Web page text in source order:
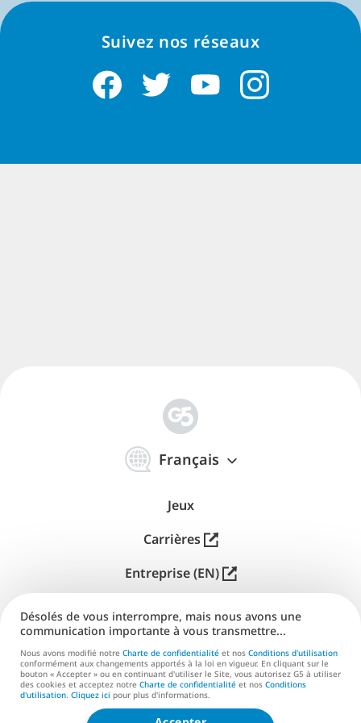
Jeux sur iPhone
Un jeu de merge repose sur une seule action :
combiner deux objets identiques pour en obtenir un
meilleur. Deux pousses deviennent un arbre. Deux
petites pièces deviennent une plus grande. Répétez la
plus puissants, pendant que vous gérez l’espace et le
Si vous avez joué au match-3, le rythme vous
semblera familier — mais le merge récompense la
après le chrono ; vous construisez vers un objectif.
C’est tout l’attrait. La boucle se comprend en une
minute et devient étonnamment profonde dès que
vous enchaînez les fusions et luttez pour la place sur
un plateau encombré.
Suivez nos réseaux
Français
体
中
Jeux
Carrières
Entreprise (EN)
Distribution (EN)
Aide
Nous contacter (EN)
Désolés de vous interrompre, mais nous avons une
communication importante à vous transmettre...
Nous avons modifié notre Charte de confidentialité et nos Conditions d'utilisation
conformément aux changements apportés à la loi en vigueur. En cliquant sur le
bouton « Accepter » ou en continuant d'utiliser le Site, vous autorisez G5 à utiliser
des cookies et acceptez notre Charte de confidentialité et nos Conditions
d'utilisation. Cliquez ici pour plus d'informations.